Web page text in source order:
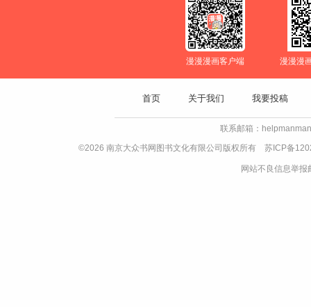
漫漫漫画客户端 漫漫漫
首页 关于我们 我要投稿
联系邮箱：
©2026 南京大众书网图书文化有限公司版权所有 苏ICP备
网站不良信息举